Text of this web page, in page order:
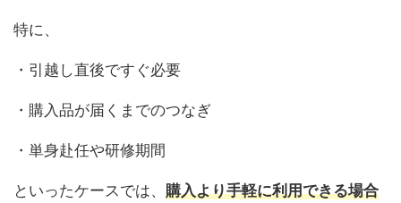
特に、
・引越し直後ですぐ必要
・購入品が届くまでのつなぎ
・単身赴任や研修期間
といったケースでは、 購入より手軽に利用できる場合